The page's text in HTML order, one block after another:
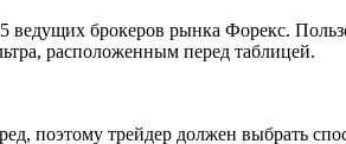
брокеров рынка Форекс.
расположенным перед таблицей.
поэтому трейдер должен выбрать